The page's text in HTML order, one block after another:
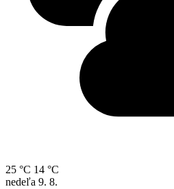
25 °C 14 °C
nedeľa 9. 8.